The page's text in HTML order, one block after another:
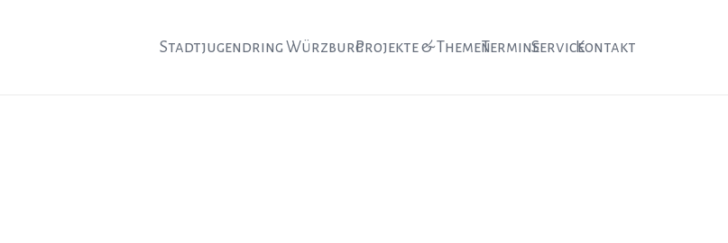
Stadtjugendring WürzburgProjekte & ThemenTermineServiceKontakt